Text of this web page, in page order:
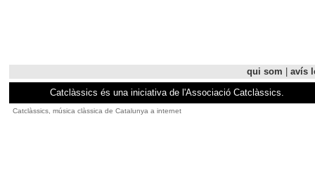
qui som
avís
Catclàssics és una iniciativa de l'Associació Catclàssics.
Catclàssics, música clàssica de Catalunya a internet